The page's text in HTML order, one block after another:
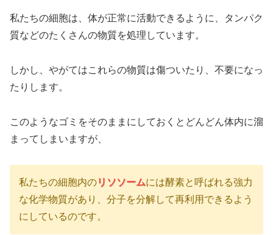
私たちの細胞は、体が正常に活動できるように、タンパク
質などのたくさんの物質を処理しています。
しかし、やがてはこれらの物質は傷ついたり、不要になっ
たりします。
このようなゴミをそのままにしておくとどんどん体内に溜
まってしまいますが、
私たちの細胞内のリソソームには酵素と呼ばれる強力
な化学物質があり、分子を分解して再利用できるよう
にしているのです。